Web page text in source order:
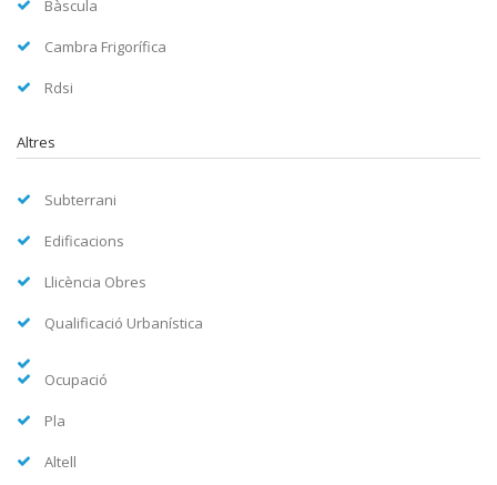
Bàscula
Cambra Frigorífica
Rdsi
Altres
Subterrani
Edificacions
Llicència Obres
Qualificació Urbanística
Ocupació
Pla
Altell